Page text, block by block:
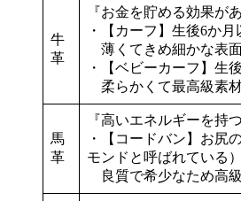
牛
革
『お金を貯める効果があ
・【カーフ】生後6か
薄くてきめ細かな表
・【ベビーカーフ】生
柔らかくて最高級素
馬
革
『高いエネルギーを持つ
・【コードバン】お尻
モンドと呼ばれている）
良質で希少なため高級